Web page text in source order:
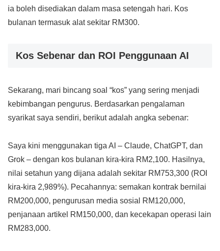
ia boleh disediakan dalam masa setengah hari. Kos
bulanan termasuk alat sekitar RM300.
Kos Sebenar dan ROI Penggunaan AI
Sekarang, mari bincang soal “kos” yang sering menjadi
kebimbangan pengurus. Berdasarkan pengalaman
syarikat saya sendiri, berikut adalah angka sebenar:
Saya kini menggunakan tiga AI – Claude, ChatGPT, dan
Grok – dengan kos bulanan kira-kira RM2,100. Hasilnya,
nilai setahun yang dijana adalah sekitar RM753,300 (ROI
kira-kira 2,989%). Pecahannya: semakan kontrak bernilai
RM200,000, pengurusan media sosial RM120,000,
penjanaan artikel RM150,000, dan kecekapan operasi lain
RM283,000.